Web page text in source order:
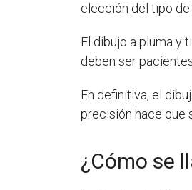
elección del tipo
El dibujo a pluma y
deben ser
En definitiva, el
precisión hace que
¿Cómo se